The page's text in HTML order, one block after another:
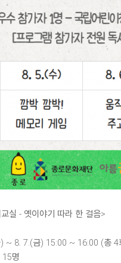
실 - 옛이야기 따라 한 걸음>
8. 7.(금) 15:00 ~ 16:00 (총 4
명